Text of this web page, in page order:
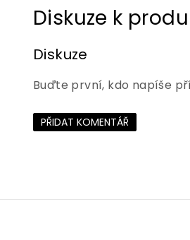
Diskuze
Buďte první, kdo napíše
PŘIDAT KOMENTÁŘ